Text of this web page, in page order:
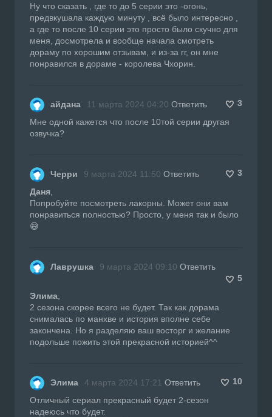
Ну что сказать , где то до 5 серии это -огонь,
предвкушала каждую минуту , всё было интересно ,
а где то после 10 серии это просто было скучно для
меня, досмотрела и вообще начала смотреть
дораму по хорошим отзывам, и из-за гг, он мне
понравился в дораме - королева Чхорин.
айдана 11 марта 2024 04:20 Ответить
3
Мне одной кажется что после 10той серии другая
озвучка?
Черри 9 марта 2024 11:50 Ответить
3
Даня
Попробуйте посмотреть лакорны. Может они вам
понравиться полностью? Просто, у меня так и было
😅
Лаврушка 9 марта 2024 09:10 Ответить
5
Элима
2 сезона скорее всего не будет. Так как дорама
снималась по манхве и история вполне себе
закончена. Но я разделяю ваш восторг и желание
подольше пожить этой прекрасной историей^^
Элима 4 марта 2024 17:21 Ответить
10
Отличный сериал прекрасный будет 2-сезон
надеюсь что будет.